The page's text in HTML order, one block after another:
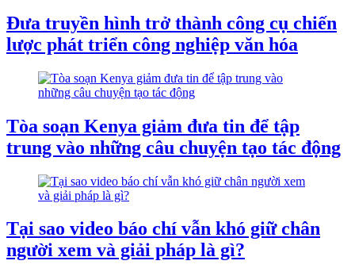
Đưa truyền hình trở thành công cụ chiến
lược phát triển công nghiệp văn hóa
Tòa soạn Kenya giảm đưa tin để tập
trung vào những câu chuyện tạo tác động
Tại sao video báo chí vẫn khó giữ chân
người xem và giải pháp là gì?